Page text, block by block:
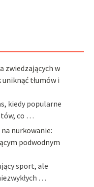
zwiedzających w
tłumów i
kiedy popularne
co …
nurkowanie:
podwodnym
sport, ale
…